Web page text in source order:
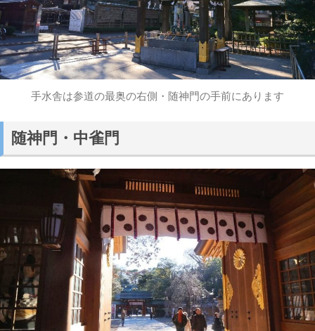
手水舎は参道の最奥の右側・随神門の手前にあります
随神門・中雀門